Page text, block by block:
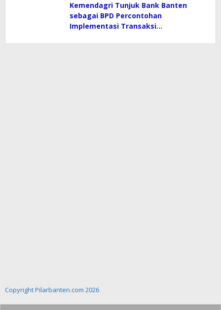
Kemendagri Tunjuk Bank Banten
sebagai BPD Percontohan
Implementasi Transaksi
Copyright Pilarbanten.com 2026